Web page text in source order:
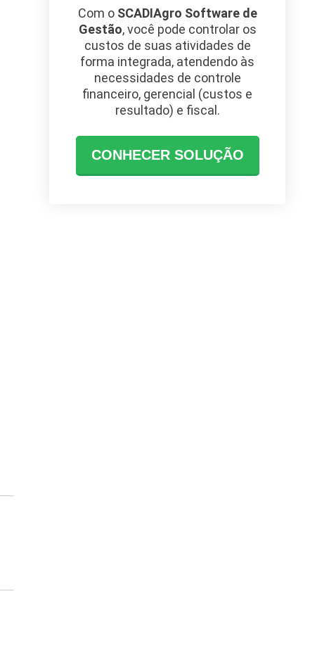
Com o SCADIAgro Software de
Gestão, você pode controlar os
custos de suas atividades de
forma integrada, atendendo às
necessidades de controle
financeiro, gerencial (custos e
resultado) e fiscal.
CONHECER SOLUÇÃO